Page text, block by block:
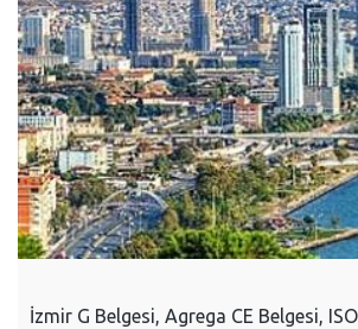
İzmir G Belgesi, Agrega CE Belgesi,